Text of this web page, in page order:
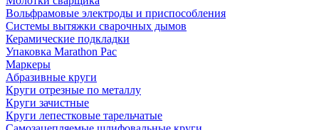
Вольфрамовые электроды и приспособления
Системы вытяжки сварочных дымов
Керамические подкладки
Упаковка Marathon Pac
Маркеры
Абразивные круги
Круги отрезные по металлу
Круги зачистные
Круги лепестковые тарельчатые